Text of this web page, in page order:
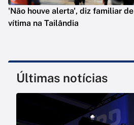
'Não houve alerta', diz familiar de
vítima na Tailândia
Últimas notícias